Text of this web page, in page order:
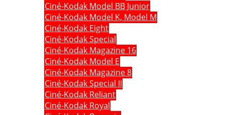
Ciné-Kodak Model BB Junior
Ciné-Kodak Model K, Model M
Ciné-Kodak Eight
Ciné-Kodak Special
Ciné-Kodak Magazine 16
Ciné-Kodak Model E
Ciné-Kodak Magazine 8
Ciné-Kodak Special II
Ciné-Kodak Reliant
Ciné-Kodak Royal